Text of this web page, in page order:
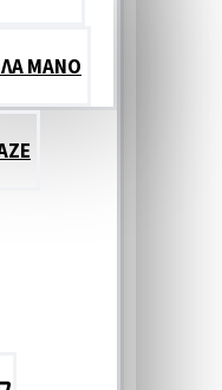
ΜΑΝΟ